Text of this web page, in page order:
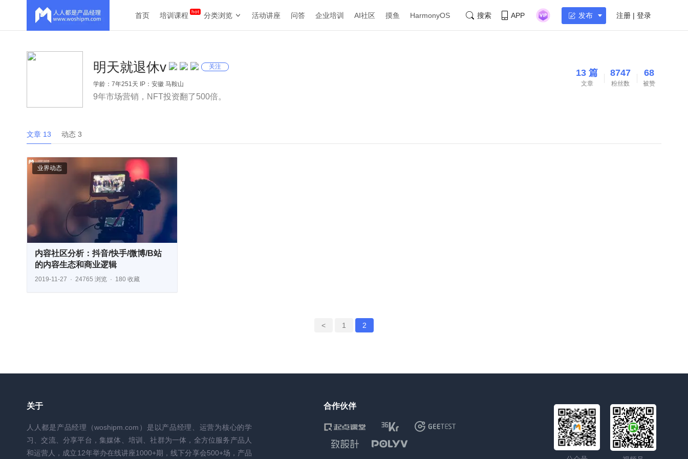
首页 培训课程 分类浏览 活动讲座 问答 企业培训 AI社区 摸鱼 HarmonyOS 搜索 APP 发布 注册 | 登录
明天就退休v 关注
学龄：7年251天 IP：安徽 马鞍山
9年市场营销，NFT投资翻了500倍。
13 篇
文章
8747
粉丝数
68
被赞
文章 13 动态 3
业界动态
内容社区分析：抖音/快手/微博/B站
的内容生态和商业逻辑
2019-11-27 24765 浏览 180 收藏
< 1 2
关于
人人都是产品经理（woshipm.com）是以产品经理、运营为核心的学
习、交流、分享平台，集媒体、培训、社群为一体，全方位服务产品人
和运营人，成立12年举办在线讲座1000+期，线下分享会500+场，产品
合作伙伴